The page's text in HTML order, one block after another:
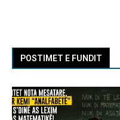
POSTIMET E FUNDIT